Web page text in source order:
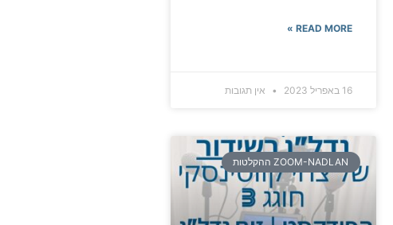
READ MORE »
16 באפריל 2023 אין תגובות
ZOOM-NADLAN ההקלטות